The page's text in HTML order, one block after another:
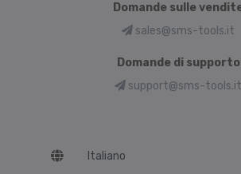
Domande sulle
sales@sms-tools.it
Domande di supporto
support@sms-tools.it